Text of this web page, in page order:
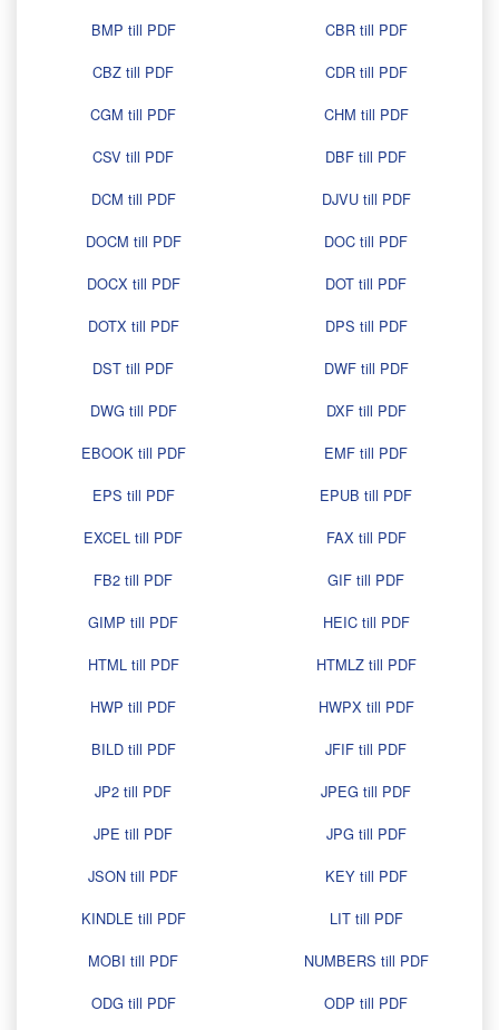
BMP till PDF
CBR till PDF
CBZ till PDF
CDR till PDF
CGM till PDF
CHM till PDF
CSV till PDF
DBF till PDF
DCM till PDF
DJVU till PDF
DOCM till PDF
DOC till PDF
DOCX till PDF
DOT till PDF
DOTX till PDF
DPS till PDF
DST till PDF
DWF till PDF
DWG till PDF
DXF till PDF
EBOOK till PDF
EMF till PDF
EPS till PDF
EPUB till PDF
EXCEL till PDF
FAX till PDF
FB2 till PDF
GIF till PDF
GIMP till PDF
HEIC till PDF
HTML till PDF
HTMLZ till PDF
HWP till PDF
HWPX till PDF
BILD till PDF
JFIF till PDF
JP2 till PDF
JPEG till PDF
JPE till PDF
JPG till PDF
JSON till PDF
KEY till PDF
KINDLE till PDF
LIT till PDF
MOBI till PDF
NUMBERS till PDF
ODG till PDF
ODP till PDF